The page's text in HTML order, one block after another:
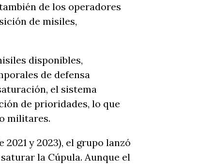
de los operadores
de misiles,
disponibles,
de defensa
el sistema
de prioridades, lo que
militares.
y 2023), el grupo lanzó
la Cúpula. Aunque el